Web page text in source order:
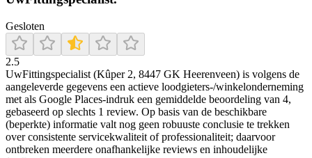
Gesloten
2.5
UwFittingspecialist (Kûper 2, 8447 GK Heerenveen) is volgens de
aangeleverde gegevens een actieve loodgieters-/winkelonderneming
met als Google Places-indruk een gemiddelde beoordeling van 4,
gebaseerd op slechts 1 review. Op basis van de beschikbare
(beperkte) informatie valt nog geen robuuste conclusie te trekken
over consistente servicekwaliteit of professionaliteit; daarvoor
ontbreken meerdere onafhankelijke reviews en inhoudelijke